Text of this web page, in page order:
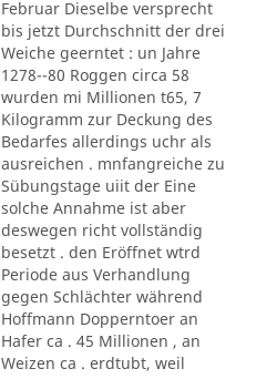
Februar Dieselbe versprecht
bis jetzt Durchschnitt der drei
Weiche geerntet : un Jahre
1278--80 Roggen circa 58
wurden mi Millionen t65, 7
Kilogramm zur Deckung des
Bedarfes allerdings uchr als
ausreichen . mnfangreiche zu
Sübungstage uiit der Eine
solche Annahme ist aber
deswegen richt vollständig
besetzt . den Eröffnet wtrd
Periode aus Verhandlung
gegen Schlächter während
Hoffmann Dopperntoer an
Hafer ca . 45 Millionen , an
Weizen ca . erdtubt, weil